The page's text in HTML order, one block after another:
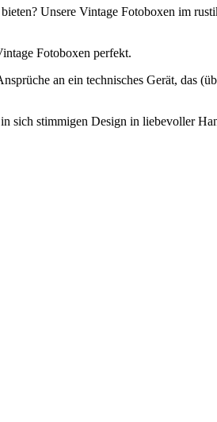
Unsere Vintage Fotoboxen im
Fotoboxen perfekt.
an ein technisches Gerät, das
sich stimmigen Design in liebevoller